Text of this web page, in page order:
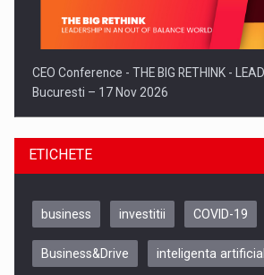
CEO Conference - THE BIG RETHINK -
Bucuresti – 17 Nov 2026
ETICHETE
business investitii COVID-19
Business&Drive inteligenta